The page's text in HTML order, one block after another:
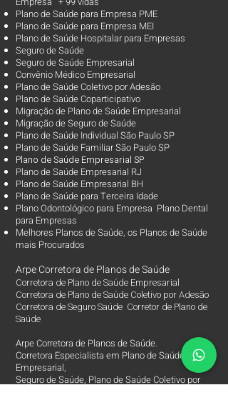
Plano de Saúde para Empresa PME
Plano de Saúde para Empresa MEI
Plano de Saúde Hospitalar para Empresas
Seguro de Saúde
Seguro de Saúde Empresarial
Convênio Médico Empresarial
Plano de Saúde Coletivo por Adesão
Plano de Saúde Coparticipativo
Migração de Plano de Saúde Empresarial
Migração de Seguro de Saúde
Plano de Saúde Individual São Paulo SP
Plano de Saúde Familiar São Paulo SP
Plano de Saúde Empresarial SP
Plano de Saúde Empresarial RJ
Plano de Saúde Empresarial BH
Plano de Saúde para Terceira Idade
Plano Odontológico para Empresa Plano Dental
para Empresas
Melhores Planos de Saúde, os Planos de Saúde
mais Procurados​
Arpe Corretora de Planos de Saúde
Corretora de Plano de Saúde Empresarial
Corretora de Plano de Saúde Coletivo por Adesão
Corretora de Seguro Saúde Corretor de Plano de
Saúde
Arpe Corretora de Planos de Saúde.
Corretora Especialista em Plano de Saúde
Empresarial,
Seguro de Saúde, Plano de Saúde Coletivo por